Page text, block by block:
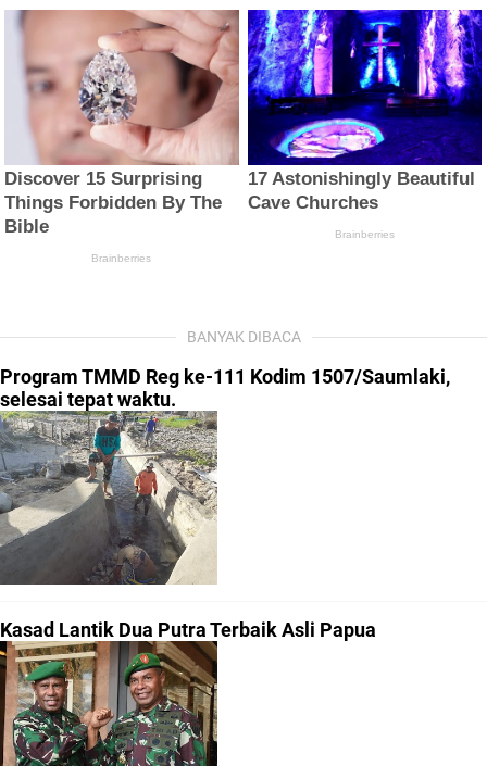
BANYAK DIBACA
Program TMMD Reg ke-111 Kodim 1507/Saumlaki,
selesai tepat waktu.
Kasad Lantik Dua Putra Terbaik Asli Papua